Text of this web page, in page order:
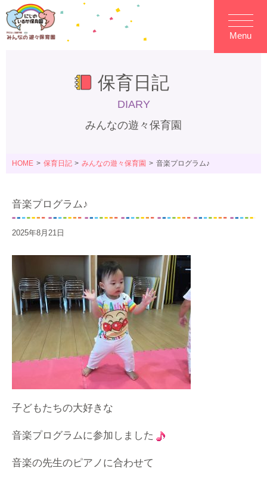
Menu
保育日記
DIARY
みんなの遊々保育園
HOME 保育日記 みんなの遊々保育園 音楽プログラム♪
音楽プログラム♪
2025年8月21日
子どもたちの大好きな
音楽プログラムに参加しました
音楽の先生のピアノに合わせて